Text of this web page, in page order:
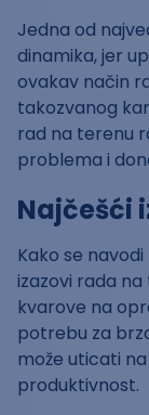
Jedna od
dinamika, jer
ovakav način
takozvanog
rad na terenu
problema i
Najčešći
Kako se
izazovi rada
kvarove na
potrebu za
može uticati
produktivnost.